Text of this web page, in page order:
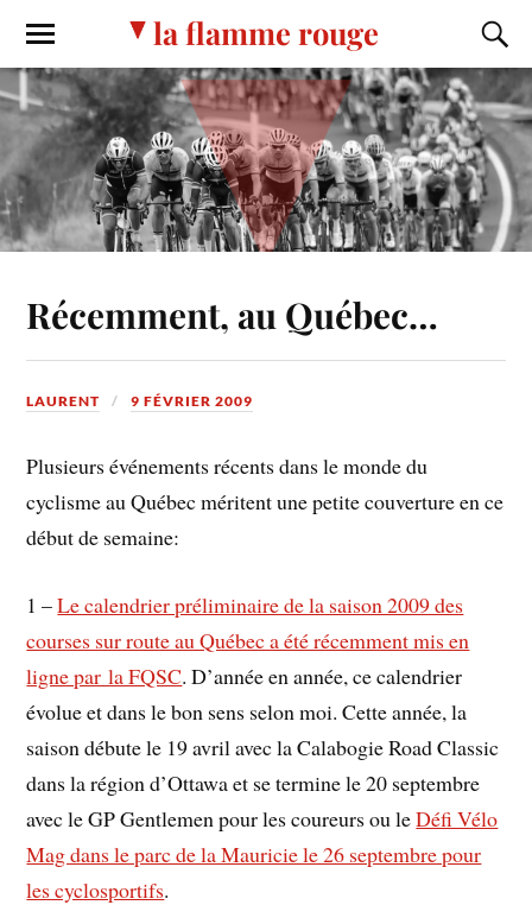
la flamme rouge
Récemment, au Québec…
LAURENT 9 FÉVRIER 2009
Plusieurs événements récents dans le monde du
cyclisme au Québec méritent une petite couverture en ce
début de semaine:
1 –Le calendrier préliminaire de la saison 2009 des
courses sur route au Québec a été récemment mis en
ligne par la FQSC. D’année en année, ce calendrier
évolue et dans le bon sens selon moi. Cette année, la
saison débute le 19 avril avec la Calabogie Road Classic
dans la région d’Ottawa et se termine le 20 septembre
avec le GP Gentlemen pour les coureurs ou leDéfi Vélo
Mag dans le parc de la Mauricie le 26 septembre pour
les cyclosportifs.